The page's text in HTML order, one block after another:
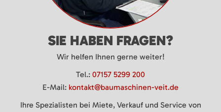
SIE HABEN FRAGEN?
Wir helfen Ihnen gerne weiter!
Tel.: 07157 5299 200
E-Mail: kontakt@baumaschinen-veit.de
Ihre Spezialisten bei Miete, Verkauf und Service von